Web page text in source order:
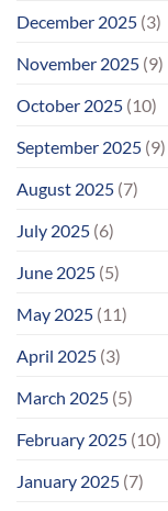
December 2025 (3)
November 2025 (9)
October 2025 (10)
September 2025 (9)
August 2025 (7)
July 2025 (6)
June 2025 (5)
May 2025 (11)
April 2025 (3)
March 2025 (5)
February 2025 (10)
January 2025 (7)